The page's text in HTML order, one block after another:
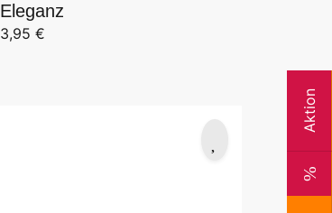
Eleganz
3,95 €
Aktion